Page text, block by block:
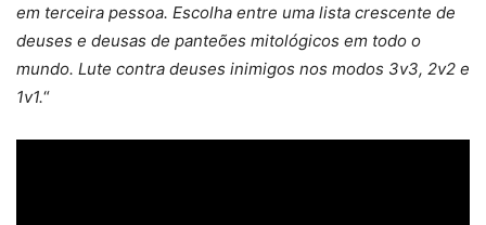
em terceira pessoa. Escolha entre uma lista crescente de
deuses e deusas de panteões mitológicos em todo o
mundo. Lute contra deuses inimigos nos modos 3v3, 2v2 e
1v1.“